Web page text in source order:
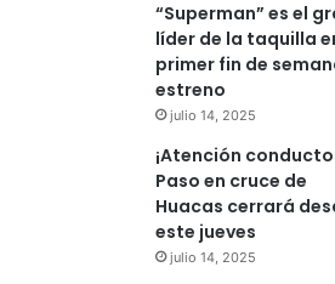
“Superman” es el
líder de la taquilla
primer fin de
estreno
julio 14, 2025
¡Atención
Paso en cruce de
Huacas cerrará
este jueves
julio 14, 2025